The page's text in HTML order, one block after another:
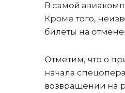
В самой
Кроме того,
билеты на
Отметим, что о
начала
возвращении на